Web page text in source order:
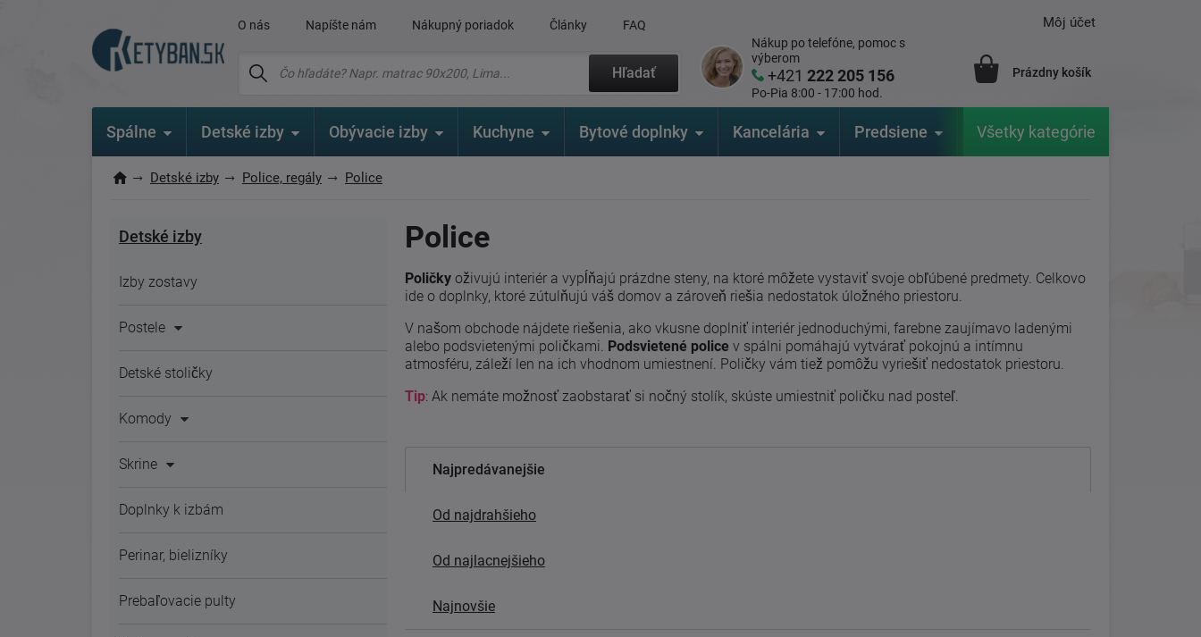
O nás Napíšte nám Nákupný poriadok Články FAQ
Hľadať
Nákup po telefóne, pomoc s
výberom
+421222 205 156
Po-Pia 8:00 - 17:00 hod.
Môj účet
Prázdny košík
Spálne Detské izby Obývacie izby Kuchyne Bytové doplnky Kancelária Predsiene Výrobcovia
Všetky kategórie
Detské izby Police, regály Police
Detské izby
Izby zostavy
Postele
Detské stoličky
Komody
Skrine
Doplnky k izbám
Perinar, bielizníky
Prebaľovacie pulty
Police
Poličky oživujú interiér a vypĺňajú prázdne steny, na ktoré môžete vystaviť svoje obľúbené predmety. Celkovo
ide o doplnky, ktoré zútulňujú váš domov a zároveň riešia nedostatok úložného priestoru.
V našom obchode nájdete riešenia, ako vkusne doplniť interiér jednoduchými, farebne zaujímavo ladenými
alebo podsvietenými poličkami. Podsvietené police v spálni pomáhajú vytvárať pokojnú a intímnu
atmosféru, záleží len na ich vhodnom umiestnení. Poličky vám tiež pomôžu vyriešiť nedostatok priestoru.
Tip: Ak nemáte možnosť zaobstarať si nočný stolík, skúste umiestniť poličku nad posteľ.
Najpredávanejšie
Od najdrahšieho
Od najlacnejšieho
Najnovšie